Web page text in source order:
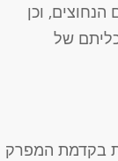
וכן
של
בקדמת המפרק